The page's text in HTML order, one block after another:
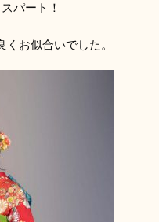
パート！
お似合いでした。